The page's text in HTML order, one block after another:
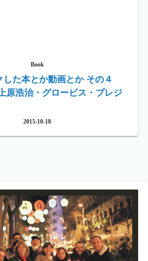
Book
した本とか動画とか その４
原浩治・グロービス・プレジ
2015-10-18